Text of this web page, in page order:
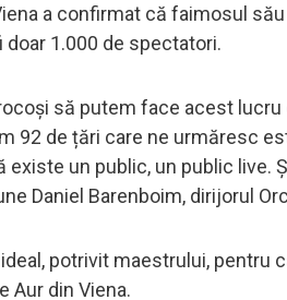
a confirmat că faimosul
1.000 de spectatori.
să putem face acest
92 de țări care ne urmăresc
existe un public, un public
Daniel Barenboim, dirijorul
potrivit maestrului,
Aur din Viena.